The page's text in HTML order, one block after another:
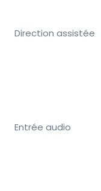
Direction assistée
Entrée audio